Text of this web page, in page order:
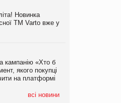
Новинка
ТМ Varto вже у
кампанію «Хто б
якого покупці
на платформі
всі новини
хвостатих: у
Varto Paw
VARUS купує
формату
374 магазини
рекламні дзвінки